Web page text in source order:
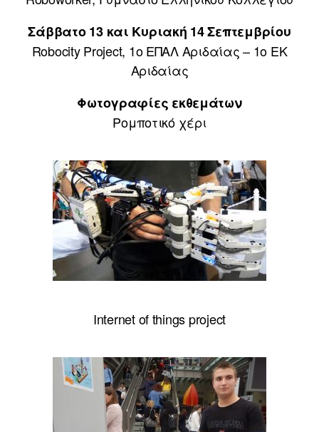
Σάββατο 13 και Κυριακή 14 Σεπτεμβρίου
Robocity Project, 1o ΕΠΑΛ Αριδαίας – 1ο ΕΚ
Αριδαίας
Φωτογραφίες εκθεμάτων
Ρομποτικό χέρι
Internet of things project